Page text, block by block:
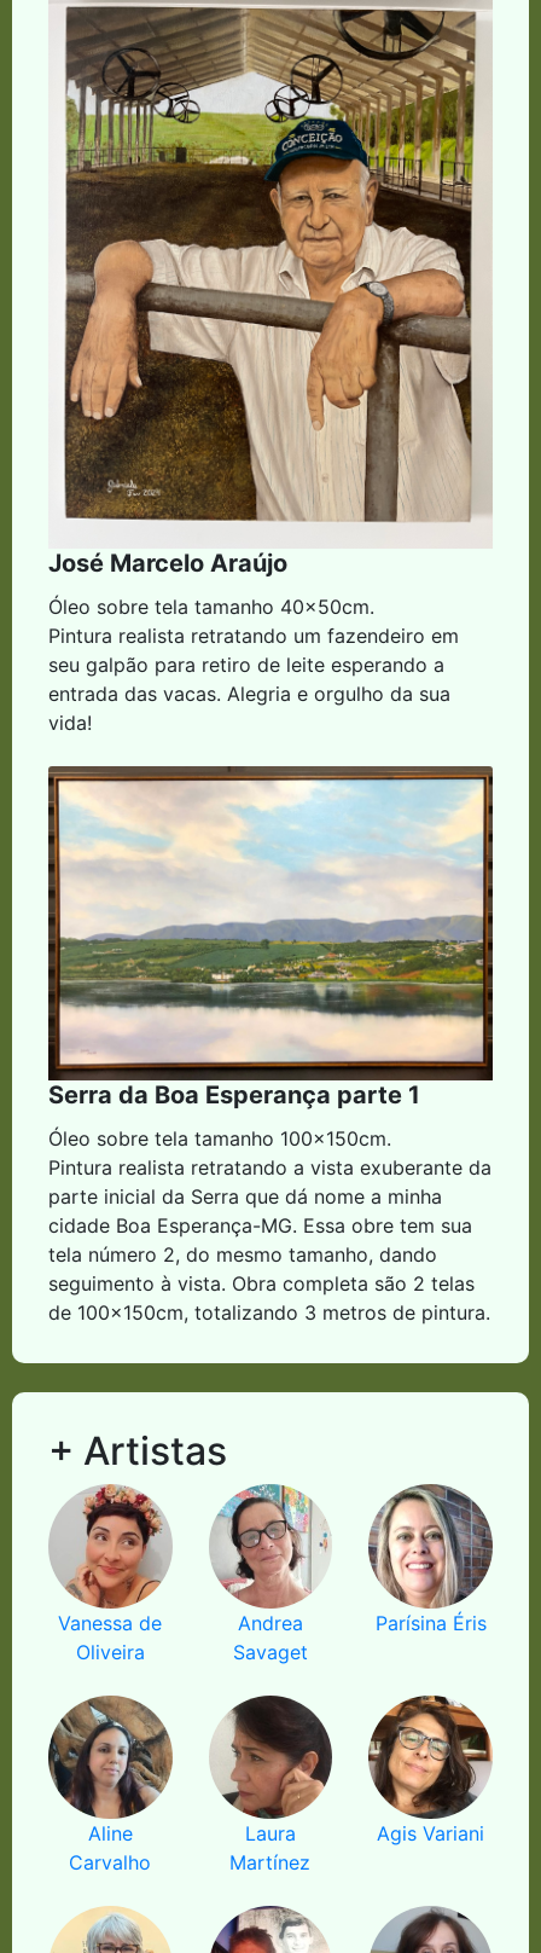
José Marcelo Araújo
Óleo sobre tela tamanho 40x50cm.
Pintura realista retratando um fazendeiro em
seu galpão para retiro de leite esperando a
entrada das vacas. Alegria e orgulho da sua
vida!
Serra da Boa Esperança parte 1
Óleo sobre tela tamanho 100x150cm.
Pintura realista retratando a vista exuberante da
parte inicial da Serra que dá nome a minha
cidade Boa Esperança-MG. Essa obre tem sua
tela número 2, do mesmo tamanho, dando
seguimento à vista. Obra completa são 2 telas
de 100x150cm, totalizando 3 metros de pintura.
+ Artistas
Vanessa de
Oliveira
Andrea
Savaget
Parísina Éris
Aline
Carvalho
Laura
Martínez
Agis Variani